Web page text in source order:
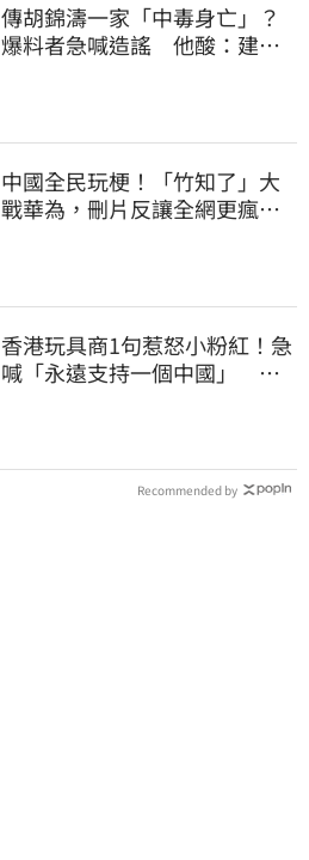
傳胡錦濤一家「中毒身亡」？
爆料者急喊造謠 他酸：建議
中國全民玩梗！「竹知了」大
戰華為，刪片反讓全網更瘋
香港玩具商1句惹怒小粉紅！急
喊「永遠支持一個中國」 慘
Recommended by